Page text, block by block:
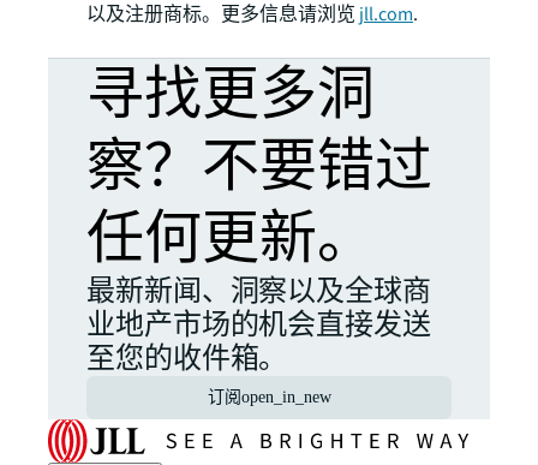
以及注册商标。更多信息请浏览 jll.com.
寻找更多洞
察？不要错过
任何更新。
最新新闻、洞察以及全球商
业地产市场的机会直接发送
至您的收件箱。
订阅 open_in_new